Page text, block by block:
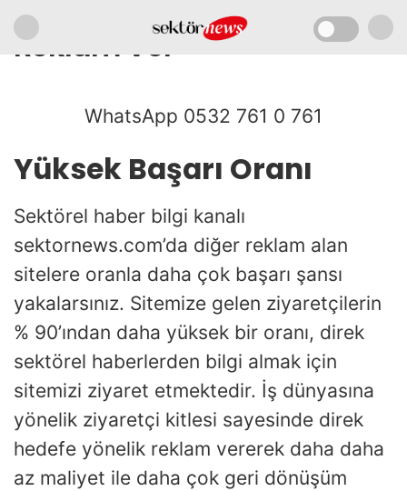
Reklam Ver
WhatsApp 0532 761 0 761
Yüksek Başarı Oranı
Sektörel haber bilgi kanalı
sektornews.com’da diğer reklam alan
sitelere oranla daha çok başarı şansı
yakalarsınız. Sitemize gelen ziyaretçilerin
% 90’ından daha yüksek bir oranı, direk
sektörel haberlerden bilgi almak için
sitemizi ziyaret etmektedir. İş dünyasına
yönelik ziyaretçi kitlesi sayesinde direk
hedefe yönelik reklam vererek daha daha
az maliyet ile daha çok geri dönüşüm